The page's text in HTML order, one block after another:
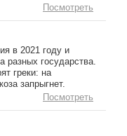
Посмотреть
в 2021 году и
государства.
греки: на
запрыгнет.
Посмотреть